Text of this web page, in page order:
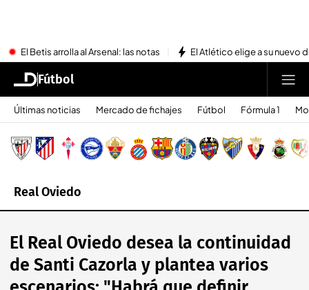
El Betis arrolla al Arsenal: las notas El Atlético elige a su nuevo
Fútbol
Últimas noticias Mercado de fichajes Fútbol Fórmula 1
Real Oviedo
El Real Oviedo desea la continuidad
de Santi Cazorla y plantea varios